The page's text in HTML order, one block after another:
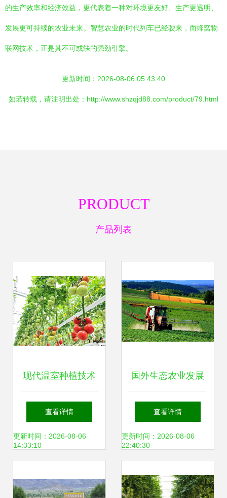
的生产效率和经济效益，更代表着一种对环境更友好、生产更透明、
发展更可持续的农业未来。智慧农业的时代列车已经驶来，而蜂窝物
联网技术，正是其不可或缺的强劲引擎。
更新时间：2026-08-06 05:43:40
如若转载，请注明出处：http://www.shzqjd88.com/product/79.html
PRODUCT
产品列表
现代温室种植技术
荷兰农业强国的秘
密武器
查看详情
更新时间：2026-08-06
14:33:10
国外生态农业发展
之路给我们的启示
有哪些？
查看详情
更新时间：2026-08-06
22:40:30